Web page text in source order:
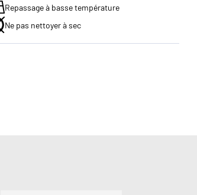
Repassage à basse température
Ne pas nettoyer à sec